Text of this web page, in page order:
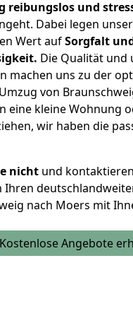
reibungslos und
Dabei legen
Wert aufSorgfalt
Die Qualität und
machen uns zu der
von
eine kleine Wohnung
wir haben die
nicht und
Ihren
nach Moers mit
Kostenlose Angebote